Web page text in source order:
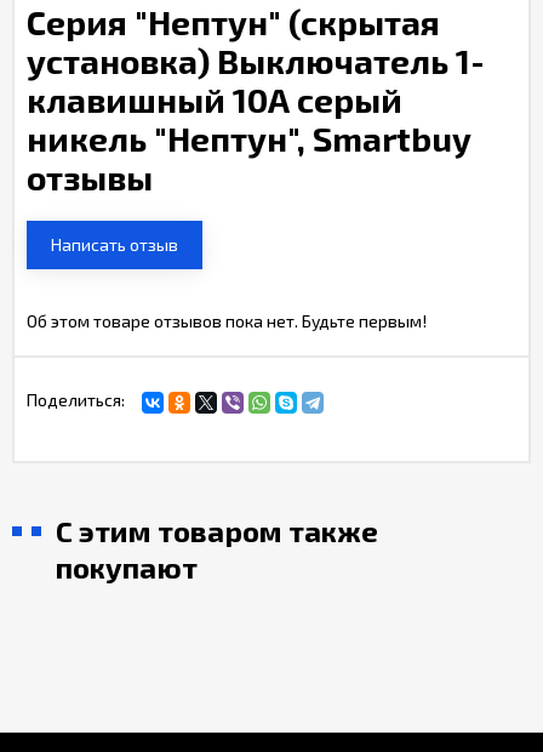
Серия "Нептун" (скрытая
установка) Выключатель 1-
клавишный 10А серый
никель "Нептун", Smartbuy
отзывы
Написать отзыв
Об этом товаре отзывов пока нет. Будьте первым!
Поделиться:
С этим товаром также
покупают